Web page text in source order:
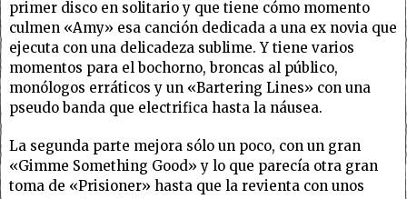
primer disco en solitario y que tiene cómo momento
culmen «Amy» esa canción dedicada a una ex novia que
ejecuta con una delicadeza sublime. Y tiene varios
momentos para el bochorno, broncas al público,
monólogos erráticos y un «Bartering Lines» con una
pseudo banda que electrifica hasta la náusea.
La segunda parte mejora sólo un poco, con un gran
«Gimme Something Good» y lo que parecía otra gran
toma de «Prisioner» hasta que la revienta con unos